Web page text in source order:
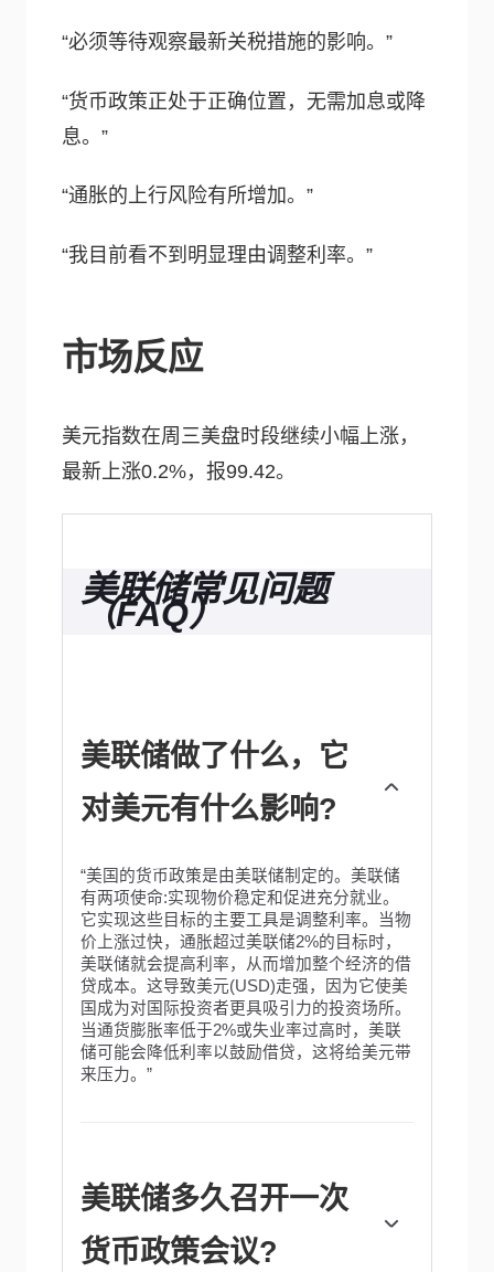
“必须等待观察最新关税措施的影响。”
“货币政策正处于正确位置，无需加息或降
息。”
“通胀的上行风险有所增加。”
“我目前看不到明显理由调整利率。”
市场反应
美元指数在周三美盘时段继续小幅上涨，
最新上涨0.2%，报99.42。
美联储常见问题
（FAQ）
美联储做了什么，它
对美元有什么影响?
“美国的货币政策是由美联储制定的。美联储
有两项使命:实现物价稳定和促进充分就业。
它实现这些目标的主要工具是调整利率。当物
价上涨过快，通胀超过美联储2%的目标时，
美联储就会提高利率，从而增加整个经济的借
贷成本。这导致美元(USD)走强，因为它使美
国成为对国际投资者更具吸引力的投资场所。
当通货膨胀率低于2%或失业率过高时，美联
储可能会降低利率以鼓励借贷，这将给美元带
来压力。”
美联储多久召开一次
货币政策会议?